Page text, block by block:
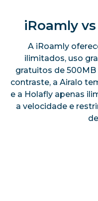
iRoamly
A iRoamly
ilimitados, uso
gratuitos de 500MB
contraste, a Airalo
e a Holafly apenas
a velocidade e